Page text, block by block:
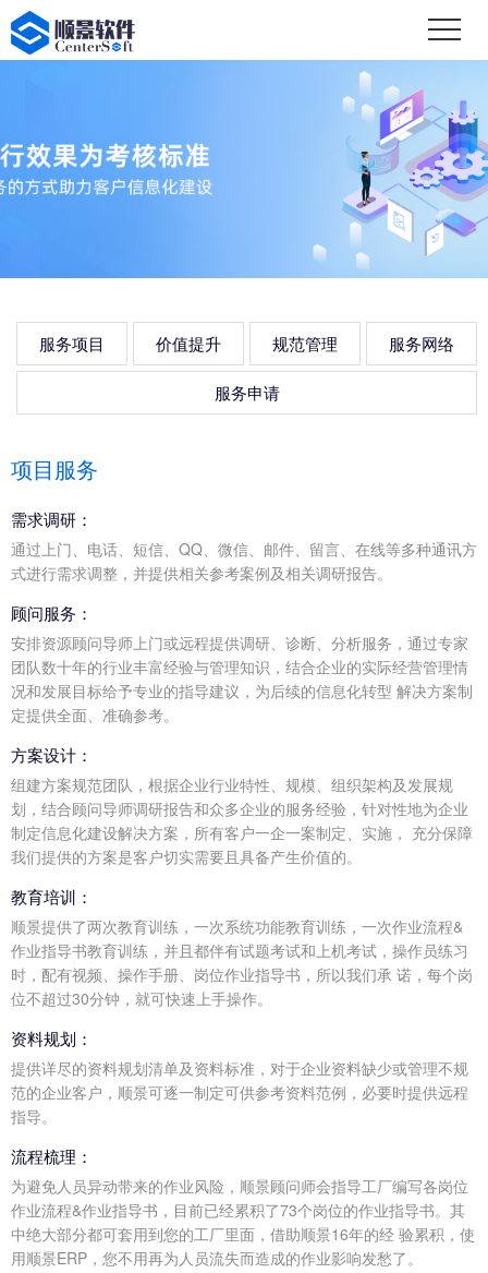
服务项目 价值提升 规范管理 服务网络
服务申请
项目服务
需求调研：
通过上门、电话、短信、QQ、微信、邮件、留言、在线等多种通讯方
式进行需求调整，并提供相关参考案例及相关调研报告。
顾问服务：
安排资源顾问导师上门或远程提供调研、诊断、分析服务，通过专家
团队数十年的行业丰富经验与管理知识，结合企业的实际经营管理情
况和发展目标给予专业的指导建议，为后续的信息化转型 解决方案制
定提供全面、准确参考。
方案设计：
组建方案规范团队，根据企业行业特性、规模、组织架构及发展规
划，结合顾问导师调研报告和众多企业的服务经验，针对性地为企业
制定信息化建设解决方案，所有客户一企一案制定、实施， 充分保障
我们提供的方案是客户切实需要且具备产生价值的。
教育培训：
顺景提供了两次教育训练，一次系统功能教育训练，一次作业流程&
作业指导书教育训练，并且都伴有试题考试和上机考试，操作员练习
时，配有视频、操作手册、岗位作业指导书，所以我们承 诺，每个岗
位不超过30分钟，就可快速上手操作。
资料规划：
提供详尽的资料规划清单及资料标准，对于企业资料缺少或管理不规
范的企业客户，顺景可逐一制定可供参考资料范例，必要时提供远程
指导。
流程梳理：
为避免人员异动带来的作业风险，顺景顾问师会指导工厂编写各岗位
作业流程&作业指导书，目前已经累积了73个岗位的作业指导书。其
中绝大部分都可套用到您的工厂里面，借助顺景16年的经 验累积，使
用顺景ERP，您不用再为人员流失而造成的作业影响发愁了。